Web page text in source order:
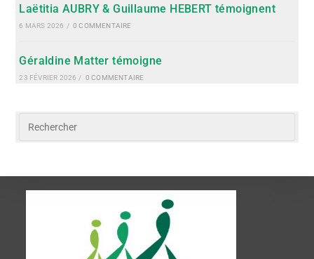
Laëtitia AUBRY & Guillaume HEBERT témoignent
6 MARS 2026 / 0 COMMENTAIRE
Géraldine Matter témoigne
23 FÉVRIER 2026 / 0 COMMENTAIRE